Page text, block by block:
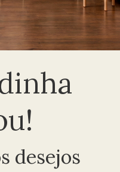
desejos